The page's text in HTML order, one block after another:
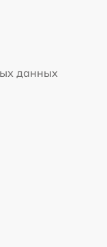
данных